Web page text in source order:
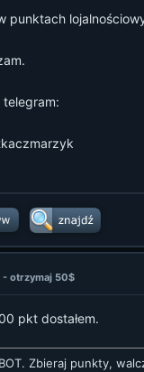
punktach
telegram:
- otrzymaj 50$
pkt dostałem.
Zbieraj punkty,